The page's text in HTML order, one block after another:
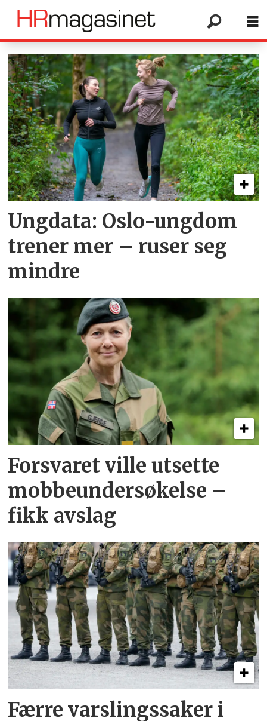
Tag:
mobbing
Ungdata: Oslo-ungdom
trener mer – ruser seg
mindre
Forsvaret ville utsette
mobbeundersøkelse –
fikk avslag
Færre varslingssaker i